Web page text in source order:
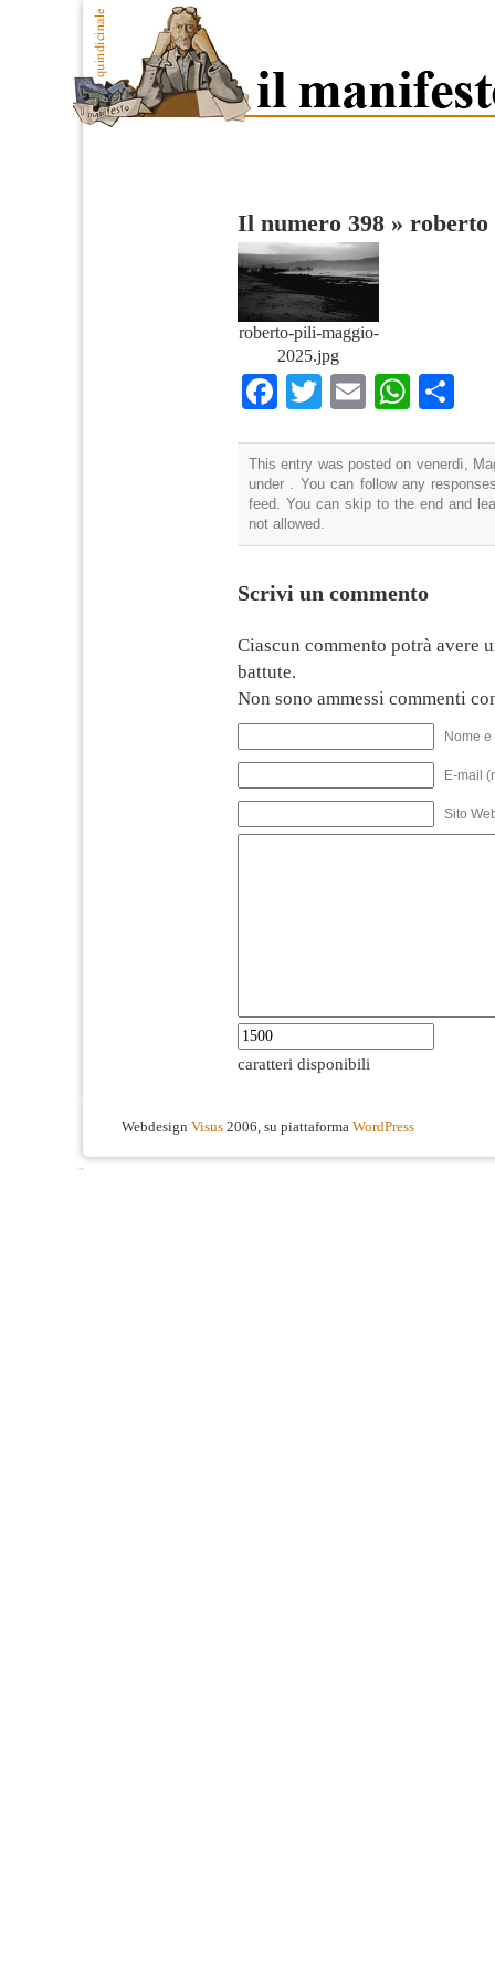
Il numero 398 » roberto
roberto-pili-maggio-
2025.jpg
Facebook
TwitterEmail
This entry was posted on venerdì,
under . You can follow any
feed. You can skip to the end and
not allowed.
Scrivi un commento
Ciascun commento potrà avere
battute.
Non sono ammessi commenti
Nome
E-mail
Sito
caratteri disponibili
Webdesign Visus 2006, su piattaforma WordPress